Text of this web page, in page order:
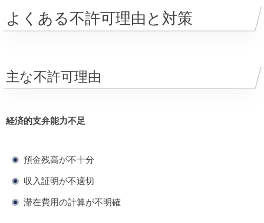
よくある不許可理由と対策
主な不許可理由
経済的支弁能力不足
預金残高が不十分
収入証明が不適切
滞在費用の計算が不明確